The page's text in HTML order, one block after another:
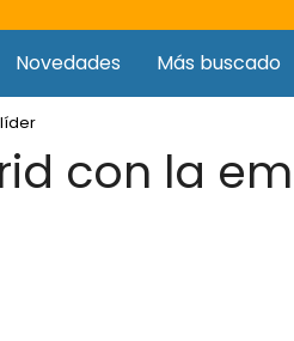
Novedades Más buscado
con la